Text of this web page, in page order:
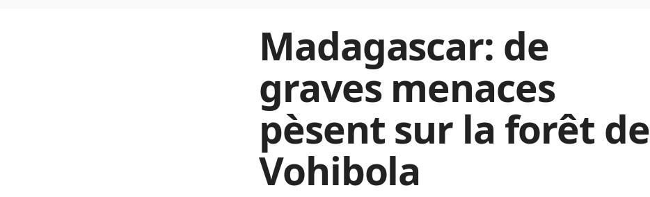
Madagascar: de
graves menaces
pèsent sur la forêt de
Vohibola